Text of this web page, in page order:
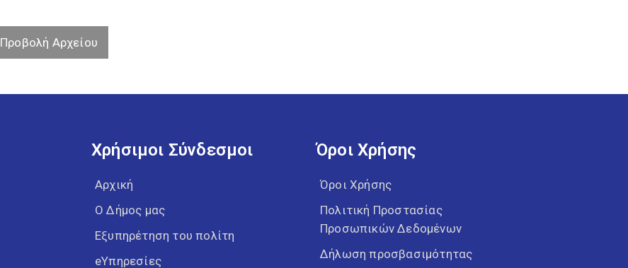
Προβολή Αρχείου
Χρήσιμοι Σύνδεσμοι
Αρχική
Ο Δήμος μας
Εξυπηρέτηση του πολίτη
eΥπηρεσίες
Όροι Χρήσης
Όροι Χρήσης
Πολιτική Προστασίας
Προσωπικών Δεδομένων
Δήλωση προσβασιμότητας